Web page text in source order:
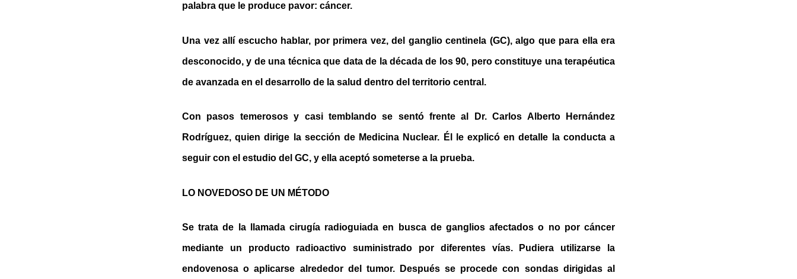
palabra que le produce pavor: cáncer.
Una vez allí escucho hablar, por primera vez, del ganglio centinela (GC), algo que para ella era
desconocido, y de una técnica que data de la década de los 90, pero constituye una terapéutica
de avanzada en el desarrollo de la salud dentro del territorio central.
Con pasos temerosos y casi temblando se sentó frente al Dr. Carlos Alberto Hernández
Rodríguez, quien dirige la sección de Medicina Nuclear. Él le explicó en detalle la conducta a
seguir con el estudio del GC, y ella aceptó someterse a la prueba.
LO NOVEDOSO DE UN MÉTODO
Se trata de la llamada cirugía radioguiada en busca de ganglios afectados o no por cáncer
mediante un producto radioactivo suministrado por diferentes vías. Pudiera utilizarse la
endovenosa o aplicarse alrededor del tumor. Después se procede con sondas dirigidas al